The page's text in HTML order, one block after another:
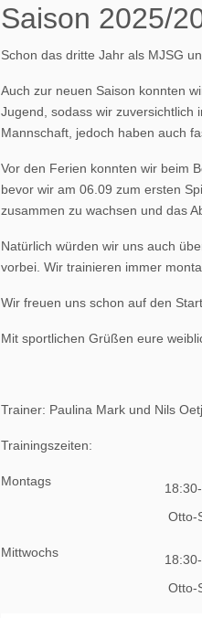
Saison 2025/
Schon das dritte Jahr als MJSG
Auch zur neuen Saison konnten
Jugend, sodass wir zuversichtlich
Mannschaft, jedoch haben auch
Vor den Ferien konnten wir beim
bevor wir am 06.09 zum ersten
zusammen zu wachsen und das
Natürlich würden wir uns auch
vorbei. Wir trainieren immer
Wir freuen uns schon auf den
Mit sportlichen Grüßen eure
Trainer: Paulina Mark und Nils
Trainingszeiten:
Montags
Otto-
Mittwochs
Otto-